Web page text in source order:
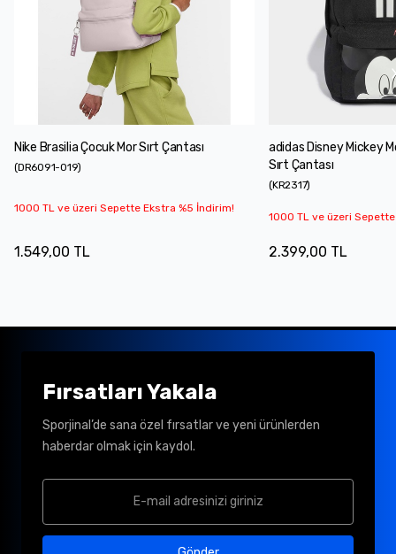
Nike Brasilia Çocuk Mor Sırt Çantası
(DR6091-019)
1000 TL ve üzeri Sepette Ekstra %5 İndirim!
1.549,00 TL
adidas Disney Mickey
Sırt Çantası
(KR2317)
1000 TL ve üzeri
2.399,00 TL
Fırsatları Yakala
Sporjinal’de sana özel fırsatlar ve yeni ürünlerden
haberdar olmak için kaydol.